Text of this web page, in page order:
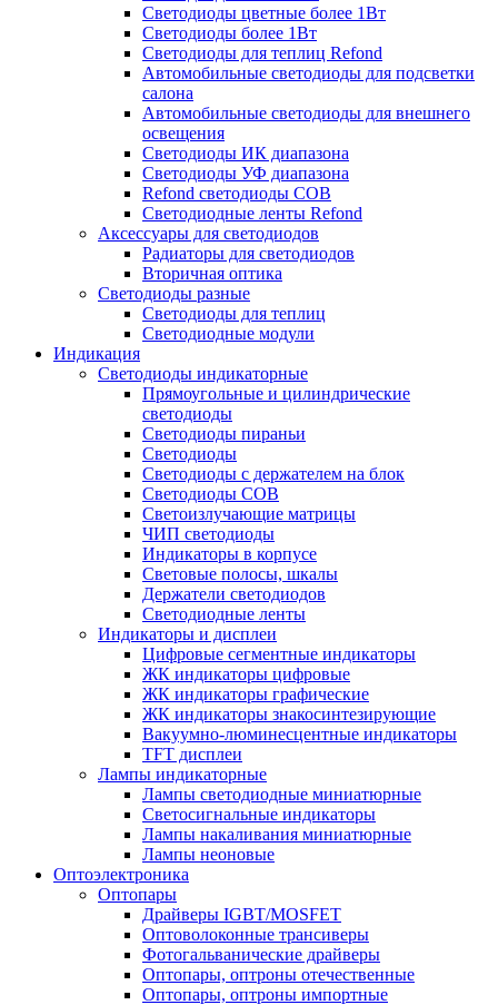
Светодиоды цветные более 1Вт
Светодиоды более 1Вт
Светодиоды для теплиц Refond
Автомобильные светодиоды для подсветки
салона
Автомобильные светодиоды для внешнего
освещения
Светодиоды ИК диапазона
Светодиоды УФ диапазона
Refond светодиоды COB
Светодиодные ленты Refond
Аксессуары для светодиодов
Радиаторы для светодиодов
Вторичная оптика
Светодиоды разные
Светодиоды для теплиц
Светодиодные модули
Индикация
Светодиоды индикаторные
Прямоугольные и цилиндрические
светодиоды
Светодиоды пираньи
Светодиоды
Светодиоды с держателем на блок
Светодиоды COB
Светоизлучающие матрицы
ЧИП светодиоды
Индикаторы в корпусе
Световые полосы, шкалы
Держатели светодиодов
Светодиодные ленты
Индикаторы и дисплеи
Цифровые сегментные индикаторы
ЖК индикаторы цифровые
ЖК индикаторы графические
ЖК индикаторы знакосинтезирующие
Вакуумно-люминесцентные индикаторы
TFT дисплеи
Лампы индикаторные
Лампы светодиодные миниатюрные
Светосигнальные индикаторы
Лампы накаливания миниатюрные
Лампы неоновые
Оптоэлектроника
Оптопары
Драйверы IGBT/MOSFET
Оптоволоконные трансиверы
Фотогальванические драйверы
Оптопары, оптроны отечественные
Оптопары, оптроны импортные